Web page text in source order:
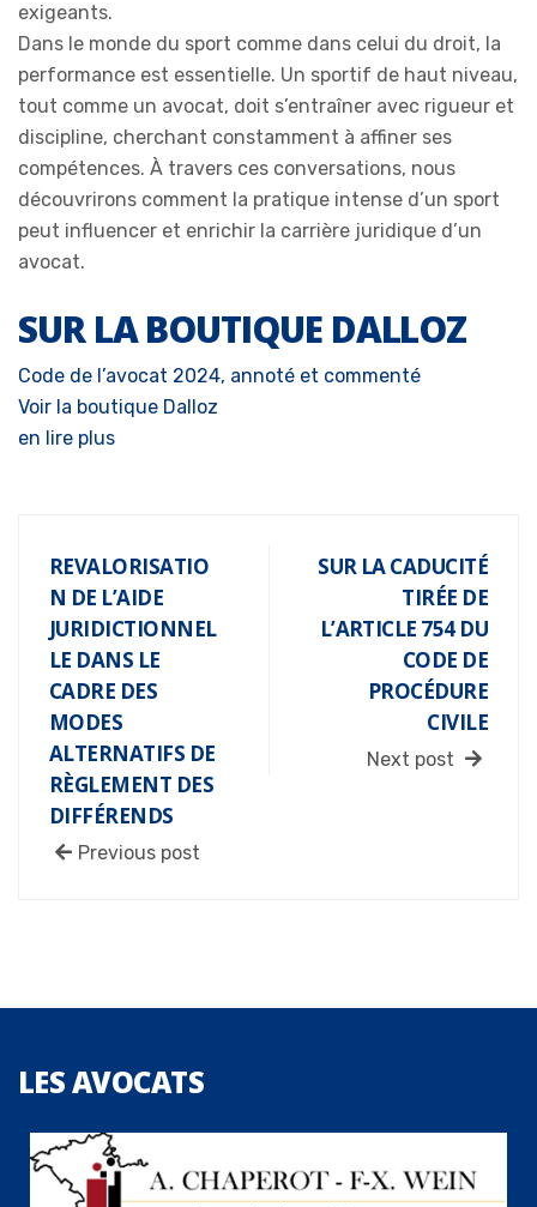
exigeants.
Dans le monde du sport comme dans celui du droit, la
performance est essentielle. Un sportif de haut niveau,
tout comme un avocat, doit s’entraîner avec rigueur et
discipline, cherchant constamment à affiner ses
compétences. À travers ces conversations, nous
découvrirons comment la pratique intense d’un sport
peut influencer et enrichir la carrière juridique d’un
avocat.
SUR LA BOUTIQUE DALLOZ
Code de l’avocat 2024, annoté et commenté
Voir la boutique Dalloz
en lire plus
REVALORISATIO
N DE L’AIDE
JURIDICTIONNEL
LE DANS LE
CADRE DES
MODES
ALTERNATIFS DE
RÈGLEMENT DES
DIFFÉRENDS
Previous post
SUR LA CADUCITÉ
TIRÉE DE
L’ARTICLE 754 DU
CODE DE
PROCÉDURE
CIVILE
Next post
LESAVOCATS